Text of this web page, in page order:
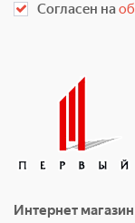
Согласен на
Интернет